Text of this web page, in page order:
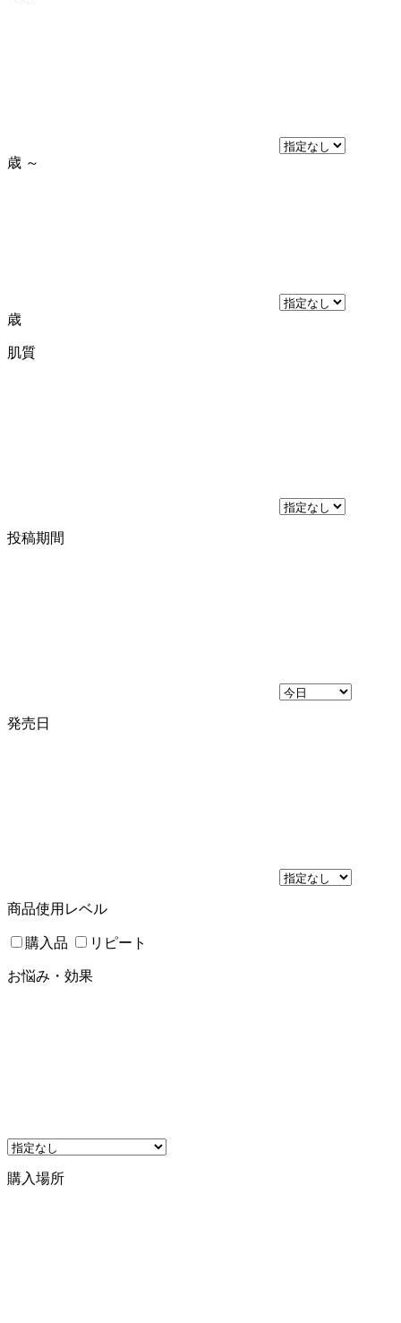
歳 ～
歳
肌質
投稿期間
発売日
商品使用レベル
購入品 リピート
お悩み・効果
購入場所